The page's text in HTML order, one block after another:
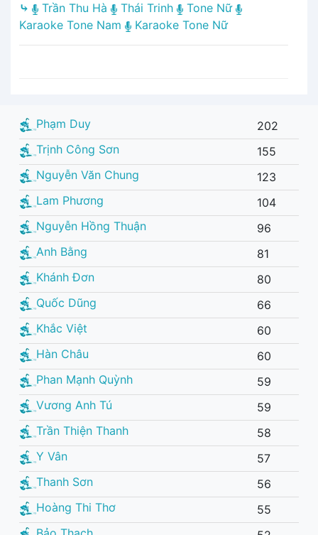
⤷ Trần Thu Hà Thái Trinh
Tone Nữ
Karaoke Tone Nam
Karaoke Tone Nữ
Phạm Duy
202
Trịnh Công Sơn
155
Nguyễn Văn Chung
123
Lam Phương
104
Nguyễn Hồng Thuận
96
Anh Bằng
81
Khánh Đơn
80
Quốc Dũng
66
Khắc Việt
60
Hàn Châu
60
Phan Mạnh Quỳnh
59
Vương Anh Tú
59
Trần Thiện Thanh
58
Y Vân
57
Thanh Sơn
56
Hoàng Thi Thơ
55